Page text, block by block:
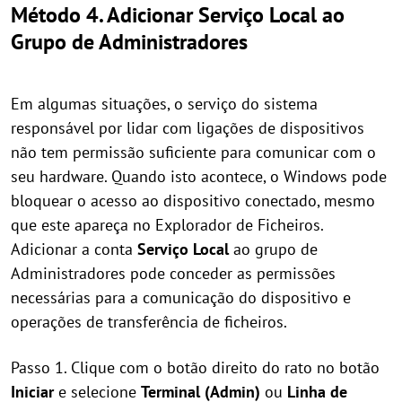
Método 4. Adicionar Serviço Local ao
Grupo de Administradores
Em algumas situações, o serviço do sistema
responsável por lidar com ligações de dispositivos
não tem permissão suficiente para comunicar com o
seu hardware. Quando isto acontece, o Windows pode
bloquear o acesso ao dispositivo conectado, mesmo
que este apareça no Explorador de Ficheiros.
Adicionar a conta Serviço Localao grupo de
Administradores pode conceder as permissões
necessárias para a comunicação do dispositivo e
operações de transferência de ficheiros.
Passo 1. Clique com o botão direito do rato no botão
Iniciare selecione Terminal (Admin) ou Linha de